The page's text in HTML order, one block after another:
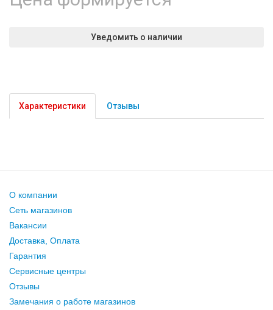
Уведомить о наличии
Характеристики Отзывы
О компании
Сеть магазинов
Вакансии
Доставка, Оплата
Гарантия
Сервисные центры
Отзывы
Замечания о работе магазинов